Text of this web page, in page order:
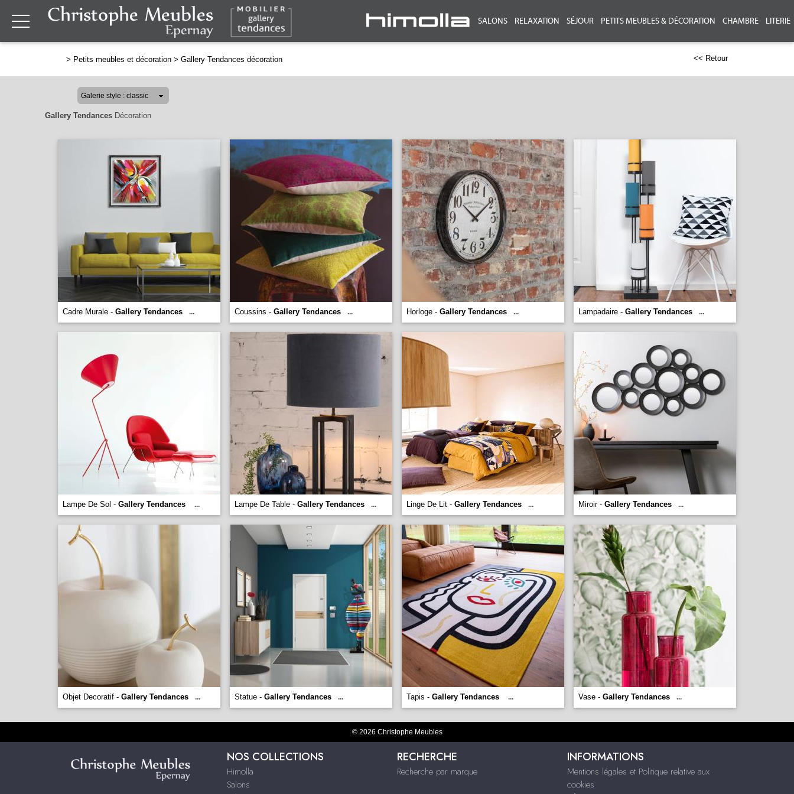
SALONS RELAXATION SÉJOUR PETITS MEUBLES & DÉCORATION CHAMBRE LITERIE
> Petits meubles et décoration > Gallery Tendances décoration << Retour
Gallery Tendances Décoration
Cadre Murale - Gallery Tendances ... Coussins - Gallery Tendances ... Horloge - Gallery Tendances ... Lampadaire - Gallery Tendances ...
Lampe De Sol - Gallery Tendances ... Lampe De Table - Gallery Tendances ... Linge De Lit - Gallery Tendances ... Miroir - Gallery Tendances ...
Objet Decoratif - Gallery Tendances ... Statue - Gallery Tendances ... Tapis - Gallery Tendances ... Vase - Gallery Tendances ...
© 2026 Christophe Meubles
NOS COLLECTIONS
Himolla
Salons
RECHERCHE
Recherche par marque
INFORMATIONS
Mentions légales et Politique relative aux
cookies